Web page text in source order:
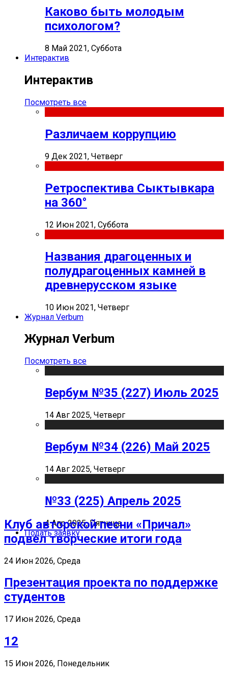
Каково быть молодым
психологом?
8 Май 2021, Суббота
Интерактив
Интерактив
Посмотреть все
Различаем коррупцию
9 Дек 2021, Четверг
Ретроспектива Сыктывкара
на 360°
12 Июн 2021, Суббота
Названия драгоценных и
полудрагоценных камней в
древнерусском языке
10 Июн 2021, Четверг
Журнал Verbum
Журнал Verbum
Посмотреть все
Вербум №35 (227) Июль 2025
14 Авг 2025, Четверг
Вербум №34 (226) Май 2025
14 Авг 2025, Четверг
№33 (225) Апрель 2025
4 Апр 2025, Пятница
Подать заявку
Клуб авторской песни «Причал»
подвел творческие итоги года
24 Июн 2026, Среда
Презентация проекта по поддержке
студентов
17 Июн 2026, Среда
12
15 Июн 2026, Понедельник